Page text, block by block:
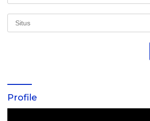
Profile